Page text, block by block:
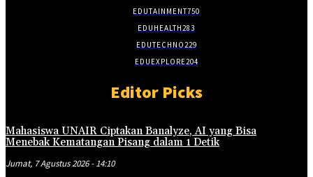
EDUTAINMENT750
EDUHEALTH283
EDUTECHNO229
EDUEXPLORE204
Editor Picks
Mahasiswa UNAIR Ciptakan Banalyze, AI yang Bisa
Menebak Kematangan Pisang dalam 1 Detik
Jumat, 7 Agustus 2026 - 14:10